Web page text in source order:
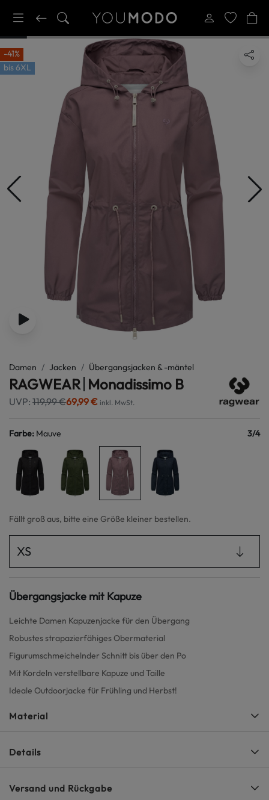
-41%
bis6XL
Damen Jacken Übergangsjacken & -mäntel
RAGWEAR Monadissimo B
UVP: 119,99 €69,99 € inkl. MwSt.
Farbe: Mauve 3/4
Fällt groß aus, bitte eine Größe kleiner bestellen.
XS
Übergangsjacke mit Kapuze
Leichte Damen Kapuzenjacke für den Übergang
Robustes strapazierfähiges Obermaterial
Figurumschmeichelnder Schnitt bis über den Po
Mit Kordeln verstellbare Kapuze und Taille
Ideale Outdoorjacke für Frühling und Herbst!
Material
Details
Versand und Rückgabe